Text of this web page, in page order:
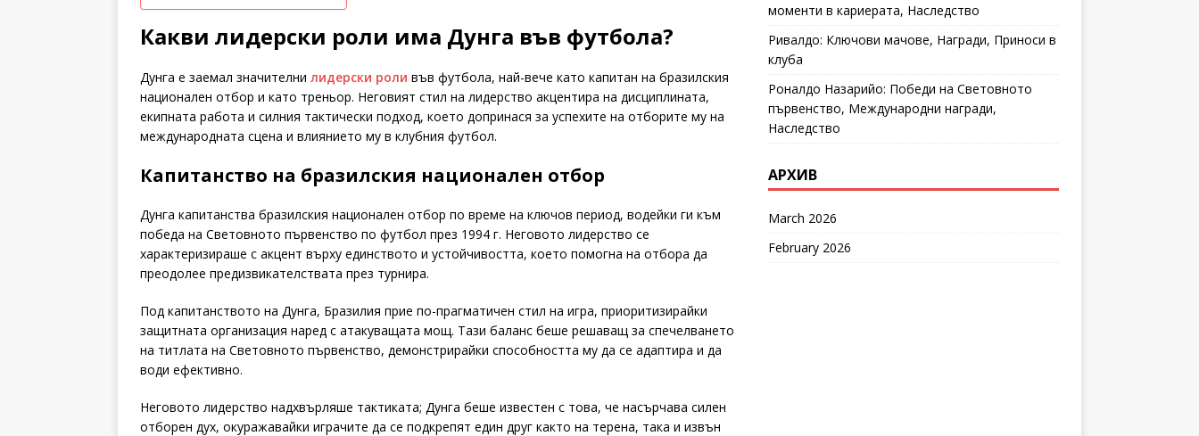
Какви лидерски роли има Дунга във футбола?
Дунга е заемал значителни лидерски роли във футбола, най-вече като капитан на бразилския
национален отбор и като треньор. Неговият стил на лидерство акцентира на дисциплината,
екипната работа и силния тактически подход, което допринася за успехите на отборите му на
международната сцена и влиянието му в клубния футбол.
Капитанство на бразилския национален отбор
Дунга капитанства бразилския национален отбор по време на ключов период, водейки ги към
победа на Световното първенство по футбол през 1994 г. Неговото лидерство се
характеризираше с акцент върху единството и устойчивостта, което помогна на отбора да
преодолее предизвикателствата през турнира.
Под капитанството на Дунга, Бразилия прие по-прагматичен стил на игра, приоритизирайки
защитната организация наред с атакуващата мощ. Тази баланс беше решаващ за спечелването
на титлата на Световното първенство, демонстрирайки способността му да се адаптира и да
води ефективно.
Неговото лидерство надхвърляше тактиката; Дунга беше известен с това, че насърчава силен
отборен дух, окуражавайки играчите да се подкрепят един друг както на терена, така и извън
моменти в кариерата, Наследство
Ривалдо: Ключови мачове, Награди, Приноси в
клуба
Роналдо Назарийо: Победи на Световното
първенство, Международни награди,
Наследство
АРХИВ
March 2026
February 2026